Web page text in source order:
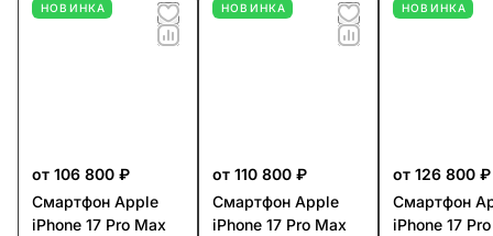
НОВИНКА
от 106 800 ₽
Смартфон Apple
iPhone 17 Pro Max
НОВИНКА
от 110 800 ₽
Смартфон Apple
iPhone 17 Pro Max
НОВИНКА
от 126 800 ₽
Смартфон
iPhone 17